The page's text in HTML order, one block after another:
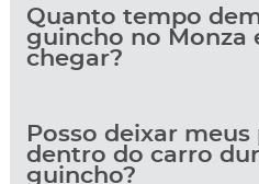
Quanto tempo
guincho no Monza
chegar?
Posso deixar
dentro do carro
guincho?